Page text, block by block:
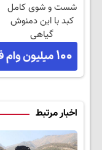
شست و شوی کامل
کبد با این دمنوش
گیاهی
اخبار مرتبط